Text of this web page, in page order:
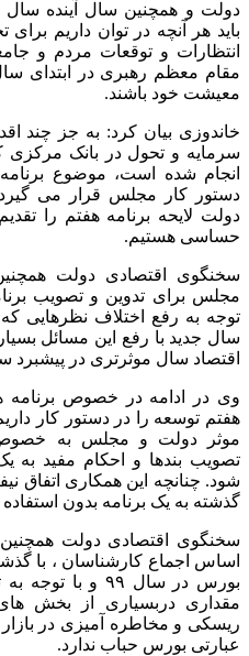
دولت و همچنین سال آینده
باید هر آنچه در توان داریم
انتظارات و توقعات مردم و
مقام معظم رهبری در ابتدای
معیشت خود باشند.
خاندوزی بیان کرد: به جز چند
سرمایه و تحول در بانک
انجام شده است، موضوع
دستور کار مجلس قرار می گیرد
دولت لایحه برنامه هفتم را
حساسی هستیم.
سخنگوی اقتصادی دولت
مجلس برای تدوین و تصویب
توجه به رفع اختلاف نظرهایی
سال جدید با رفع این مسائل
اقتصاد سال موثرتری در
وی در ادامه در خصوص برنامه
هفتم توسعه را در دستور کار
موثر دولت و مجلس به
تصویب بندها و احکام مفید به
شود. چنانچه این همکاری اتفاق
گذشته به یک برنامه بدون
سخنگوی اقتصادی دولت
اساس اجماع کارشناسان ، با
بورس در سال ۹۹
مقداری دربسیاری از بخش
ریسکی و مخاطره آمیزی در
عبارتی بورس حباب ندارد.